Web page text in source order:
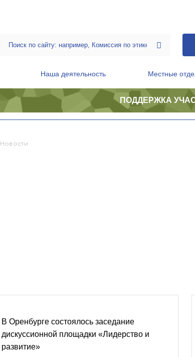
Наша деятельность Местные
ПОДДЕРЖКА
Новости
В Оренбурге состоялось заседание
дискуссионной площадки «Лидерство и
развитие»